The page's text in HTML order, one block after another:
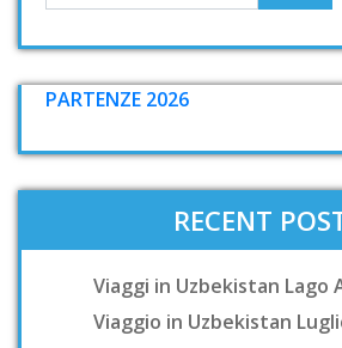
PARTENZE 2026
RECENT
Viaggi in Uzbekistan Lago
Viaggio in Uzbekistan